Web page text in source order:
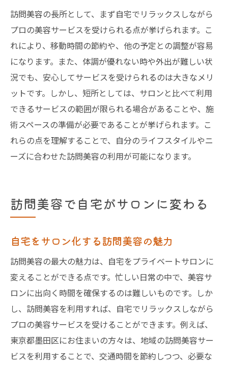
訪問美容の長所として、まず自宅でリラックスしながら
プロの美容サービスを受けられる点が挙げられます。こ
れにより、移動時間の節約や、他の予定との調整が容易
になります。また、体調が優れない時や外出が難しい状
況でも、安心してサービスを受けられるのは大きなメリ
ットです。しかし、短所としては、サロンと比べて利用
できるサービスの範囲が限られる場合があることや、施
術スペースの準備が必要であることが挙げられます。こ
れらの点を理解することで、自分のライフスタイルやニ
ーズに合わせた訪問美容の利用が可能になります。
訪問美容で自宅がサロンに変わる
自宅をサロン化する訪問美容の魅力
訪問美容の最大の魅力は、自宅をプライベートサロンに
変えることができる点です。忙しい日常の中で、美容サ
ロンに出向く時間を確保するのは難しいものです。しか
し、訪問美容を利用すれば、自宅でリラックスしながら
プロの美容サービスを受けることができます。例えば、
東京都墨田区にお住まいの方々は、地域の訪問美容サー
ビスを利用することで、交通時間を節約しつつ、必要な